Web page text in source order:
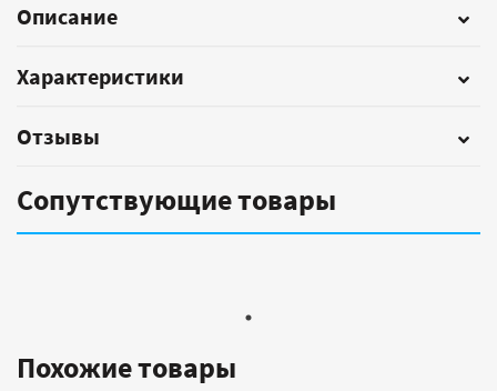
Описание
Характеристики
Отзывы
Сопутствующие товары
Похожие товары